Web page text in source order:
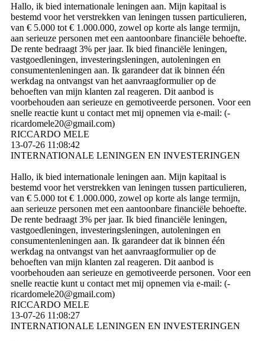
Hallo, ik bied internationale leningen aan. Mijn kapitaal is
bestemd voor het verstrekken van leningen tussen particulieren,
van € 5.000 tot € 1.000.000, zowel op korte als lange termijn,
aan serieuze personen met een aantoonbare financiële behoefte.
De rente bedraagt ​​3% per jaar. Ik bied financiële leningen,
vastgoedleningen, investeringsleningen, autoleningen en
consumentenleningen aan. Ik garandeer dat ik binnen één
werkdag na ontvangst van het aanvraagformulier op de
behoeften van mijn klanten zal reageren. Dit aanbod is
voorbehouden aan serieuze en gemotiveerde personen. Voor een
snelle reactie kunt u contact met mij opnemen via e-mail: (­
ricardomele20@­gmail.­com)­
RICCARDO MELE
13-07-26 11:08:42
INTERNATIONALE LENINGEN EN INVESTERINGEN
Hallo, ik bied internationale leningen aan. Mijn kapitaal is
bestemd voor het verstrekken van leningen tussen particulieren,
van € 5.000 tot € 1.000.000, zowel op korte als lange termijn,
aan serieuze personen met een aantoonbare financiële behoefte.
De rente bedraagt ​​3% per jaar. Ik bied financiële leningen,
vastgoedleningen, investeringsleningen, autoleningen en
consumentenleningen aan. Ik garandeer dat ik binnen één
werkdag na ontvangst van het aanvraagformulier op de
behoeften van mijn klanten zal reageren. Dit aanbod is
voorbehouden aan serieuze en gemotiveerde personen. Voor een
snelle reactie kunt u contact met mij opnemen via e-mail: (­
ricardomele20@­gmail.­com)­
RICCARDO MELE
13-07-26 11:08:27
INTERNATIONALE LENINGEN EN INVESTERINGEN